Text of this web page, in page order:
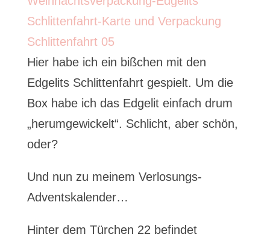
Hier habe ich ein bißchen mit den
Edgelits Schlittenfahrt gespielt. Um die
Box habe ich das Edgelit einfach drum
„herumgewickelt“. Schlicht, aber schön,
oder?
Und nun zu meinem Verlosungs-
Adventskalender…
Hinter dem Türchen 22 befindet